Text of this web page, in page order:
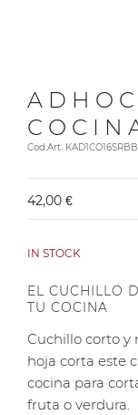
Cod.Art.
42,00 €
IN STOCK
EL CUCHILLO
TU COCINA
Cuchillo corto y
hoja corta este
cocina para
fruta o verdura.